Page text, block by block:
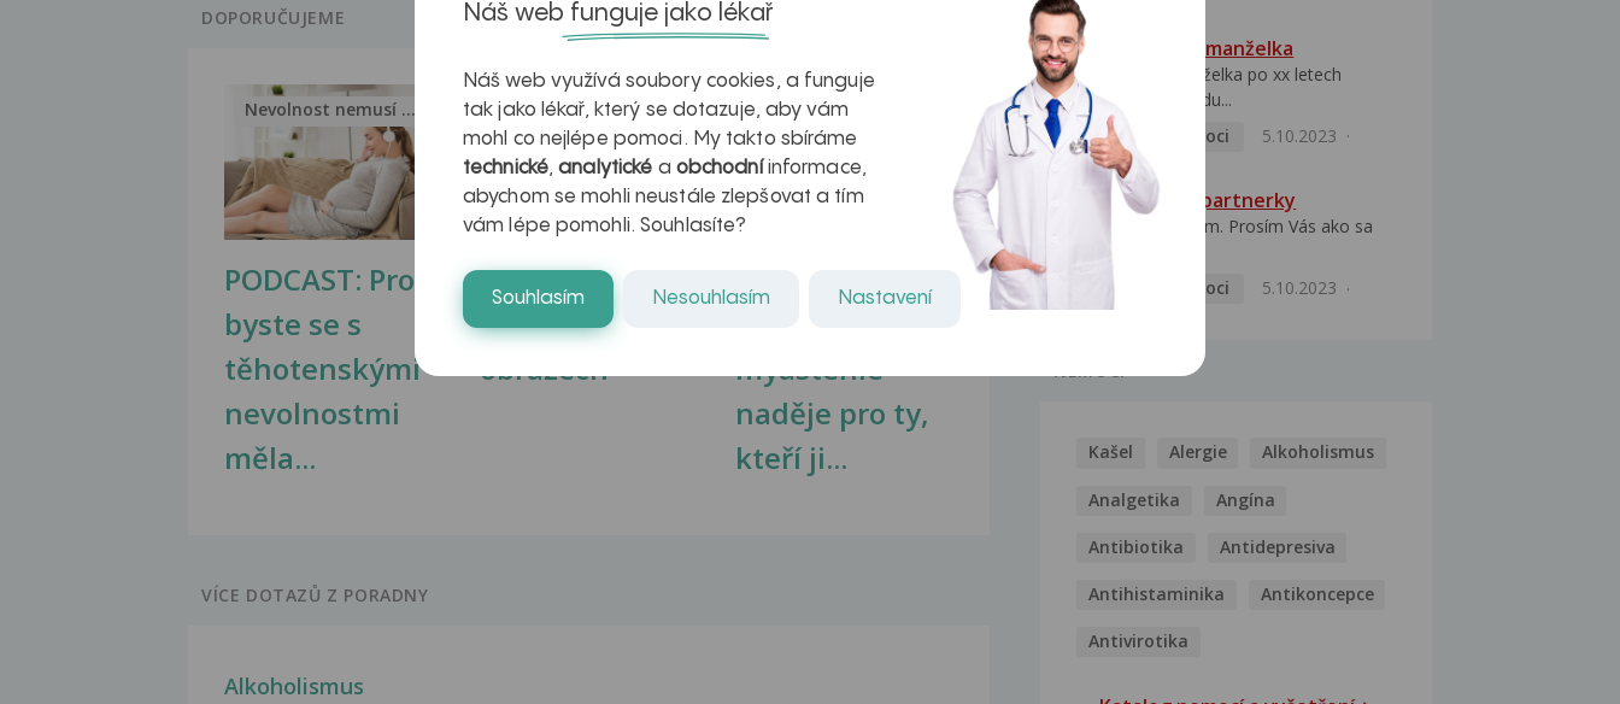
DOPORUČUJEME
PODCAST: Proč
byste se s
těhotenskými
nevolnostmi
měla...
Nevolnost nemusí být nutnou...
Ztukovatění
jater v datech a
obrazech
Jak na zdravá játra?
Inovativní
myastenie –
naděje pro ty,
kteří ji...
VÍCE DOTAZŮ Z PORADNY
Alkoholismus
HPV pozitivní manželka
Dobrý den, manželka po xx letech
přivezla z Východu...
Pohlavní nemoci
5.10.2023
HPV typ 52 u partnerky
Dobrý deň prajem. Prosím Vás ako sa
Pohlavní nemoci
5.10.2023
NEMOCI
Kašel Alergie Alkoholismus
Analgetika Angína
Antibiotika Antidepresiva
Antihistaminika Antikoncepce
Antivirotika
Náš web funguje jako lékař
Náš web využívá soubory cookies, a funguje
tak jako lékař, který se dotazuje, aby vám
mohl co nejlépe pomoci. My takto sbíráme
technické,analytické a obchodníinformace,
abychom se mohli neustále zlepšovat a tím
vám lépe pomohli. Souhlasíte?
Souhlasím Nesouhlasím Nastavení